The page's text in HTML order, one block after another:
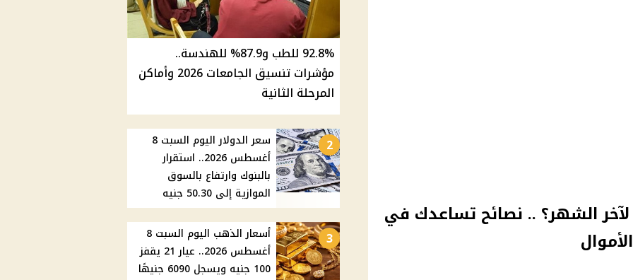
الشهر؟ .. نصائح تساعدك في
92.8% للطب و87.9% للهندسة..
مؤشرات تنسيق الجامعات 2026 وأماكن
المرحلة الثانية
2
سعر الدولار اليوم السبت 8
أغسطس 2026.. استقرار
بالبنوك وارتفاع بالسوق
الموازية إلى 50.30 جنيه
3
أسعار الذهب اليوم السبت 8
أغسطس 2026.. عيار 21 يقفز
100 جنيه ويسجل 6090 جنيهًا